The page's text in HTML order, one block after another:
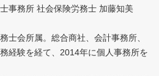
事務所 社会保険労務士 加藤知美
士会所属。総合商社、会計事務所、
経験を経て、2014年に個人事務所を